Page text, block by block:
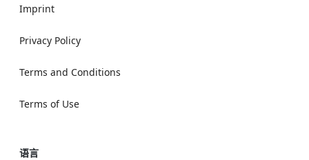
Imprint
Privacy Policy
Terms and Conditions
Terms of Use
语言